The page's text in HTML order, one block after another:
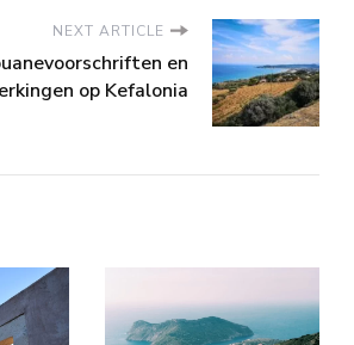
NEXT ARTICLE
en
op Kefalonia